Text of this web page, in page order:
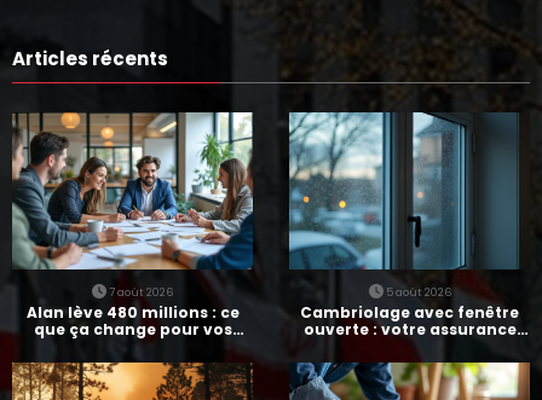
Articles récents
7 août 2026
Alan lève 480 millions : ce
que ça change pour vos
assurances
5 août 2026
Cambriolage avec fenêtre
ouverte : votre assurance
paie-t-elle ?